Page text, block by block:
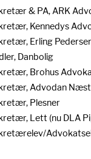
& PA, ARK
Kennedys
Erling
Danbolig
Brohus
Advodan
Plesner
Lett (nu DLA